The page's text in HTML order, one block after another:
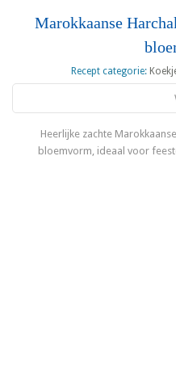
Marokkaanse
Recept categorie:
Heerlijke zachte
bloemvorm, ideaal voor